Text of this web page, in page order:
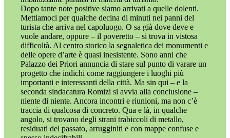
Dopo tante note positive siamo arrivati a quelle dolenti.
Mettiamoci per qualche decina di minuti nei panni del
turista che arriva nel capoluogo. O sa già dove deve e
vuole andare, oppure – il poveretto – si trova in vistosa
difficoltà. Al centro storico la segnaletica dei monumenti e
delle opere d’arte è quasi inesistente. Sono anni che
Palazzo dei Priori annuncia di stare sul punto di varare un
progetto che indichi come raggiungere i luoghi più
importanti e interessanti della città. Ma sin qui – e la
seconda sindacatura Romizi si avvia alla conclusione –
niente di niente. Ancora incontri e riunioni, ma non c’è
traccia di qualcosa di concreto. Qua e là, in qualche
angolo, si trovano degli strani trabiccoli di metallo,
residuati del passato, arrugginiti e con mappe confuse e